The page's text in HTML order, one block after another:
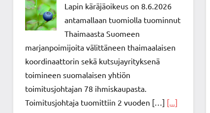
Lapin käräjäoikeus on 8.6.2026
antamallaan tuomiolla tuominnut
Thaimaasta Suomeen
marjanpoimijoita välittäneen thaimaalaisen
koordinaattorin sekä kutsujayrityksenä
toimineen suomalaisen yhtiön
toimitusjohtajan 78 ihmiskaupasta.
Toimitusjohtaja tuomittiin 2 vuoden […] [...]